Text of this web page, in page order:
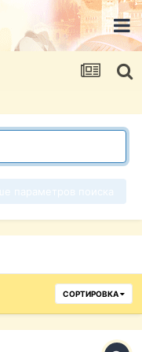
СОРТИРОВКА